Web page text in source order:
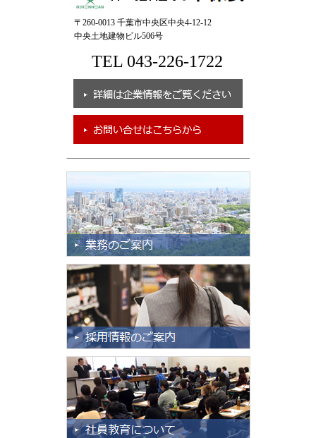
〒260-0013 千葉市中央区中央4-12-12
中央土地建物ビル506号
TEL 043-226-1722